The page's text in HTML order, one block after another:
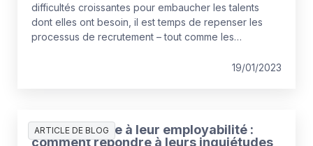
difficultés croissantes pour embaucher les talents
dont elles ont besoin, il est temps de repenser les
processus de recrutement – tout comme les
différencier auprès des candidats ? Voici des19/01/2023
ARTICLE DE BLOG
Les actifs face à leur employabilité :
comment répondre à leurs inquiétudes